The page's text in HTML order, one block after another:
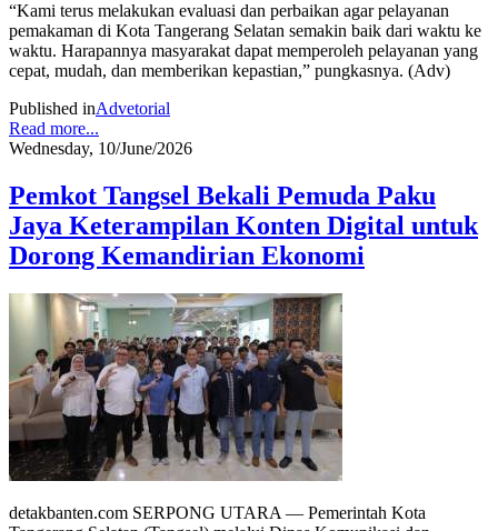
“Kami terus melakukan evaluasi dan perbaikan agar pelayanan
pemakaman di Kota Tangerang Selatan semakin baik dari waktu ke
waktu. Harapannya masyarakat dapat memperoleh pelayanan yang
cepat, mudah, dan memberikan kepastian,” pungkasnya. (Adv)
Published inAdvetorial
Read more...
Wednesday, 10/June/2026
Pemkot Tangsel Bekali Pemuda Paku
Jaya Keterampilan Konten Digital untuk
Dorong Kemandirian Ekonomi
detakbanten.com SERPONG UTARA — Pemerintah Kota